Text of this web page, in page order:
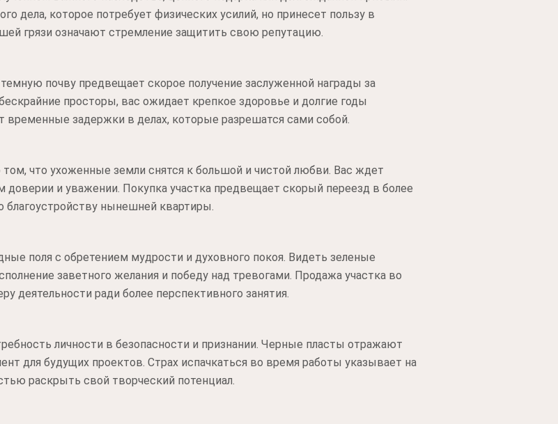
дела, которое потребует физических усилий, но принесет пользу в
грязи означают стремление защитить свою репутацию.
почву предвещает скорое получение заслуженной награды за
просторы, вас ожидает крепкое здоровье и долгие годы
временные задержки в делах, которые разрешатся сами собой.
что ухоженные земли снятся к большой и чистой любви. Вас ждет
и уважении. Покупка участка предвещает скорый переезд в более
нынешней квартиры.
поля с обретением мудрости и духовного покоя. Видеть зеленые
заветного желания и победу над тревогами. Продажа участка во
деятельности ради более перспективного занятия.
личности в безопасности и признании. Черные пласты отражают
для будущих проектов. Страх испачкаться во время работы указывает на
раскрыть свой творческий потенциал.